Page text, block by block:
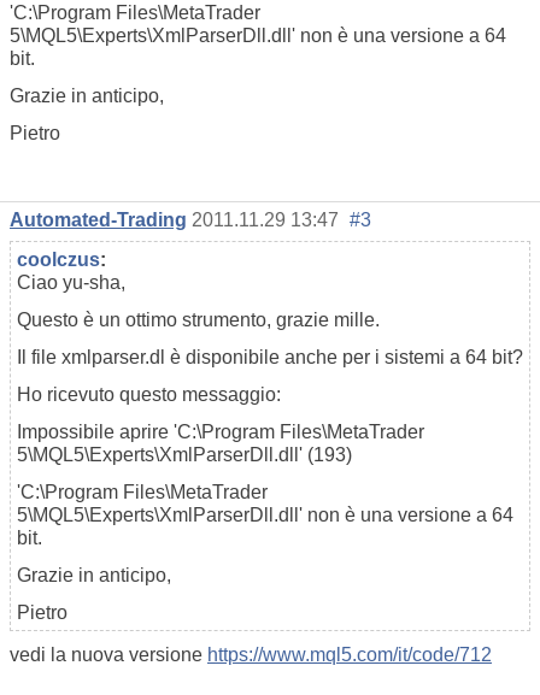
'C:\Program Files\MetaTrader
5\MQL5\Experts\XmlParserDll.dll' non è una versione a 64
bit.
Grazie in anticipo,
Pietro
Automated-Trading 2011.11.29 13:47 #3
coolczus:
Ciao yu-sha,
Questo è un ottimo strumento, grazie mille.
Il file xmlparser.dl è disponibile anche per i sistemi a 64 bit?
Ho ricevuto questo messaggio:
Impossibile aprire 'C:\Program Files\MetaTrader
5\MQL5\Experts\XmlParserDll.dll' (193)
'C:\Program Files\MetaTrader
5\MQL5\Experts\XmlParserDll.dll' non è una versione a 64
bit.
Grazie in anticipo,
Pietro
vedi la nuova versione https://www.mql5.com/it/code/712